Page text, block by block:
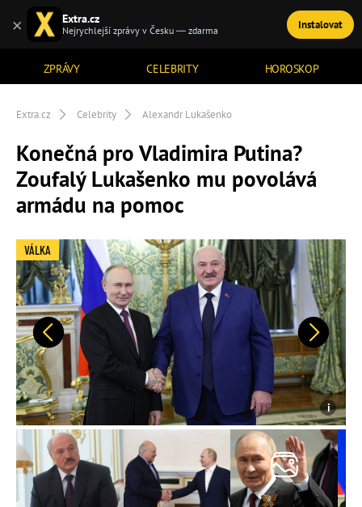
ZPRÁVY CELEBRITY HOROSKOP
TÉMATA
Extra.cz Celebrity Alexandr Lukašenko
Konečná pro Vladimira Putina?
Zoufalý Lukašenko mu povolává
armádu na pomoc
Předchozí Další
VÁLKA
× Extra.cz
Nejrychlejší zprávy v Česku — zdarma Instalovat